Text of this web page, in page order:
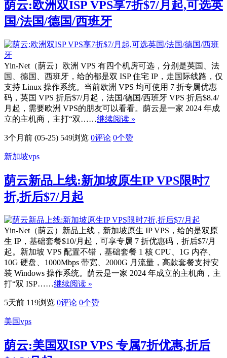
荫云:欧洲双ISP VPS享7折$7/月起,可选英
国/法国/德国/西班牙
Yin-Net（荫云）欧洲 VPS 有四个机房可选，分别是英国、法
国、德国、西班牙，给的都是双 ISP 住宅 IP，走国际线路，仅
支持 Linux 操作系统。当前欧洲 VPS 均可使用 7 折专属优惠
码，英国 VPS 折后$7/月起，法国/德国/西班牙 VPS 折后$8.4/
月起，需要欧洲 VPS的朋友可以看看。荫云是一家 2024 年成
立的主机商，主打“双……继续阅读 »
3个月前 (05-25) 549浏览 0评论 0个赞
新加坡vps
荫云新品上线:新加坡原生IP VPS限时7
折,折后$7/月起
Yin-Net（荫云）新品上线，新加坡原生 IP VPS，给的是双原
生 IP，基础套餐$10/月起，可享专属 7 折优惠码，折后$7/月
起。新加坡 VPS 配置不错，基础套餐 1 核 CPU、1G 内存、
10G 硬盘、1000Mbps 带宽、2000G 月流量，高款套餐支持安
装 Windows 操作系统。荫云是一家 2024 年成立的主机商，主
打“双 ISP……继续阅读 »
5天前 119浏览 0评论 0个赞
美国vps
荫云:美国双ISP VPS 专属7折优惠,折后